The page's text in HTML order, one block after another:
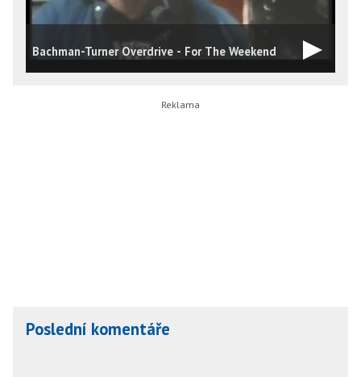
Bachman-Turner Overdrive - For The Weekend
Poslední komentáře